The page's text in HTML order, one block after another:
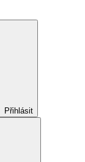
Přihlásit